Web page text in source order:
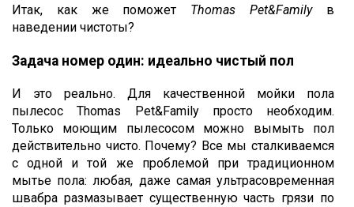
Итак, как же поможет Thomas Pet&Familyв
наведении чистоты?
Задача номер один: идеально чистый пол
И это реально. Для качественной мойки пола
пылесос Thomas Pet&Family просто необходим.
Только моющим пылесосом можно вымыть пол
действительно чисто. Почему? Все мы сталкиваемся
с одной и той же проблемой при традиционном
мытье пола: любая, даже самая ультрасовременная
швабра размазывает существенную часть грязи по